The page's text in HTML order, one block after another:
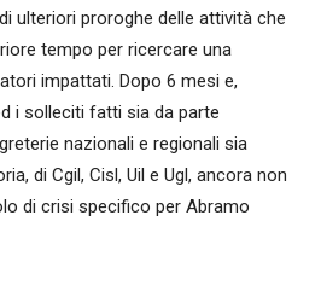
ulteriori proroghe delle attività che
tempo per ricercare una
impattati. Dopo 6 mesi e,
i solleciti fatti sia da parte
nazionali e regionali sia
di Cgil, Cisl, Uil e Ugl, ancora non
di crisi specifico per Abramo